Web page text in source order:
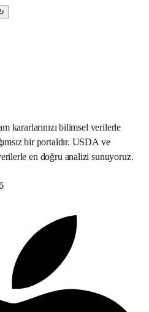
kararlarınızı bilimsel verilerle
bir portaldır. USDA ve
en doğru analizi sunuyoruz.